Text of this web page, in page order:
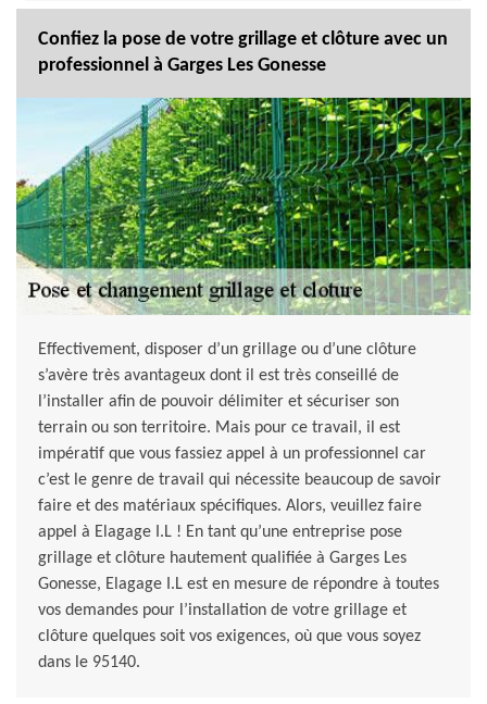
Confiez la pose de votre grillage et clôture avec un
professionnel à Garges Les Gonesse
Effectivement, disposer d’un grillage ou d’une clôture
s’avère très avantageux dont il est très conseillé de
l’installer afin de pouvoir délimiter et sécuriser son
terrain ou son territoire. Mais pour ce travail, il est
impératif que vous fassiez appel à un professionnel car
c’est le genre de travail qui nécessite beaucoup de savoir
faire et des matériaux spécifiques. Alors, veuillez faire
appel à Elagage I.L ! En tant qu’une entreprise pose
grillage et clôture hautement qualifiée à Garges Les
Gonesse, Elagage I.L est en mesure de répondre à toutes
vos demandes pour l’installation de votre grillage et
clôture quelques soit vos exigences, où que vous soyez
dans le 95140.